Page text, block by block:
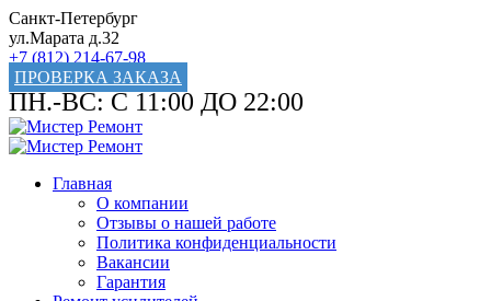
Санкт-Петербург
ул.Марата д.32
+7 (812) 214-67-98
ПРОВЕРКА ЗАКАЗА
ПН.-ВС: С 11:00 ДО 22:00
Главная
О компании
Отзывы о нашей работе
Политика конфиденциальности
Вакансии
Гарантия